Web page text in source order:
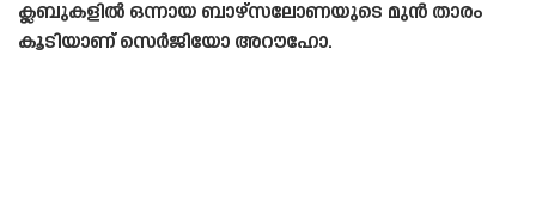
ക്ലബുകളിൽ ഒന്നായ ബാഴ്‌സലോണയുടെ മുൻ താരം
കൂടിയാണ് സെർജിയോ അറൗഹോ.